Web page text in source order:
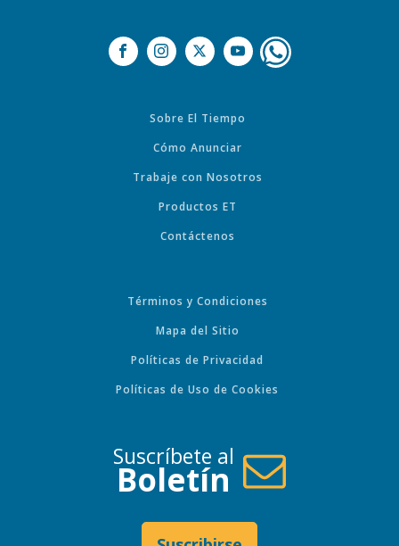
Sobre El Tiempo
Cómo Anunciar
Trabaje con Nosotros
Productos ET
Contáctenos
Términos y Condiciones
Mapa del Sitio
Políticas de Privacidad
Políticas de Uso de Cookies
Suscríbete al
Boletín